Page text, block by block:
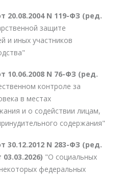
20.08.2004 N 119-ФЗ (ред.
защите
и иных участников
10.06.2008 N 76-ФЗ (ред.
контроле за
в местах
и о содействии лицам,
содержания"
30.12.2012 N 283-ФЗ (ред.
"О социальных
федеральных